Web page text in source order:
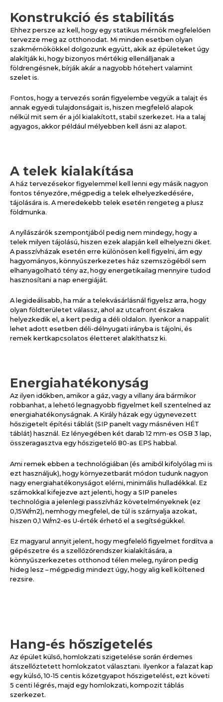
Konstrukció és stabilitás
Ehhez persze az kell, hogy egy statikus mérnök megfelelően
tervezze meg az otthonodat. Mi minden esetben olyan
szakmérnökökkel dolgozunk együtt, akik az épületeket úgy
alakítják ki, hogy bizonyos mértékig ellenálljanak a
földrengésnek, bírják akár a nagyobb hótehert valamint
szelet is.
Fontos, hogy a tervezés során figyelembe vegyük a talajt és
annak egyedi tulajdonságait is, hiszen megfelelő alapok
nélkül mit sem ér a jól kialakított, stabil szerkezet. Ha a talaj
agyagos, akkor például mélyebben kell ásni az alapot.
A telek kialakítása
A ház tervezésekor figyelemmel kell lenni egy másik nagyon
fontos tényezőre, mégpedig a telek elhelyezkedésére,
tájolására is. A meredekebb telek esetén rengeteg a plusz
földmunka.
A nyílászárók szempontjából pedig nem mindegy, hogy a
telek milyen tájolású, hiszen ezek alapján kell elhelyezni őket.
A passzívházak esetén erre különösen kell figyelni, ám egy
hagyományos, könnyűszerkezetes ház szemszögéből sem
elhanyagolható tény az, hogy energetikailag mennyire tudod
hasznosítani a nap energiáját.
A legideálisabb, ha már a telekvásárlásnál figyelsz arra, hogy
olyan földterületet válassz, ahol az utcafront északra
helyezkedik el, a kert pedig a déli oldalon. Ilyenkor a nappalit
lehet adott esetben déli-délnyugati irányba is tájolni, és
remek kertkapcsolatos életteret alakíthatsz ki.
Energiahatékonyság
Az ilyen időkben, amikor a gáz, vagy a villany ára bármikor
robbanhat, a lehető legnagyobb figyelmet kell szentelned az
energiahatékonyságnak. A Király házak egy úgynevezett
hőszigetelt építési táblát (SIP panelt vagy másnéven HÉT
táblát) használ. Ez lényegében két darab 12 mm-es OSB 3 lap,
összeragasztva egy hőszigetelő 80-as EPS habbal.
Ami remek ebben a technológiában (és amiből kifolyólag mi is
ezt használjuk), hogy környezetbarát módon tudunk nagyon
nagy energiahatékonyságot elérni, minimális hulladékkal. Ez
számokkal kifejezve azt jelenti, hogy a SIP paneles
technológia a jelenlegi passzívház követelményeknek (ez
0,15W/m2), nemhogy megfelel, de túl is szárnyalja azokat,
hiszen 0,1 W/m2-es U-érték érhető el a segítségükkel.
Ez magyarul annyit jelent, hogy megfelelő figyelmet fordítva a
gépészetre és a szellőzőrendszer kialakítására, a
könnyűszerkezetes otthonod télen meleg, nyáron pedig
hideg lesz – mégpedig mindezt úgy, hogy alig kell költened
rezsire.
Hang-és hőszigetelés
Az épület külső, homlokzati szigetelése során érdemes
átszellőztetett homlokzatot választani. Ilyenkor a falazat kap
egy külső, 10-15 centis kőzetgyapot hőszigetelést, ezt követi
5 centi légrés, majd egy homlokzati, kompozit táblás
szerkezet.